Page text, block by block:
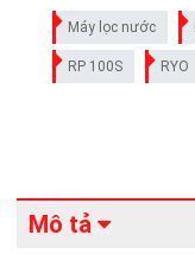
Máy lọc nước
RP 100S RYO
Mô tả